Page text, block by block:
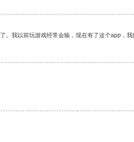
我以前玩游戏经常会输，现在有了这个app，我